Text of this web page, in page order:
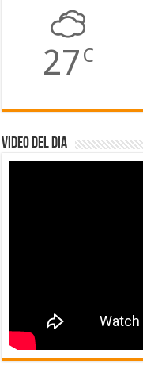
27 C
Video del dia